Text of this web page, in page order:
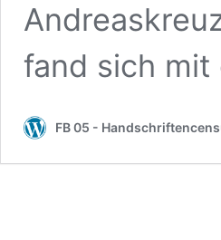
fand sich
FB 05 -